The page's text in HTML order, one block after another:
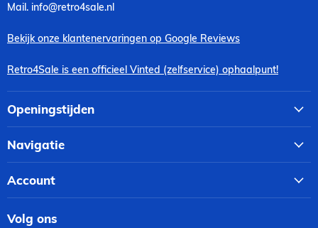
Mail. info@retro4sale.nl
Bekijk onze klantenervaringen op Google Reviews
Retro4Sale is een officieel Vinted (zelfservice) ophaalpunt!
Openingstijden
Navigatie
Account
Volg ons